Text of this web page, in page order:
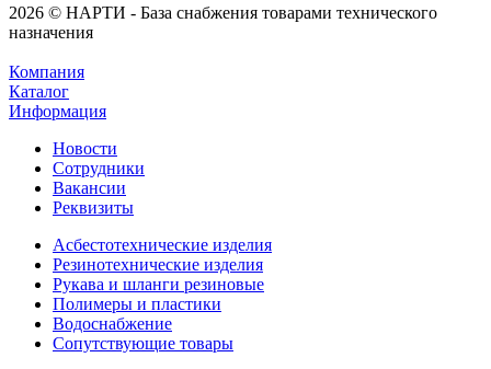
2026 © НАРТИ - База снабжения товарами технического
назначения
Компания
Каталог
Информация
Новости
Сотрудники
Вакансии
Реквизиты
Асбестотехнические изделия
Резинотехнические изделия
Рукава и шланги резиновые
Полимеры и пластики
Водоснабжение
Сопутствующие товары